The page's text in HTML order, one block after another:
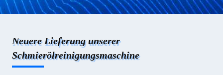
Neuere Lieferung unserer
Schmierölreinigungsmaschine